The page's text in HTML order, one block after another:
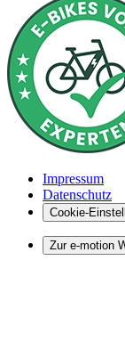
Impressum
Datenschutz
Cookie-
Zur e-motion